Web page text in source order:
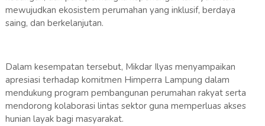
mewujudkan ekosistem perumahan yang inklusif, berdaya
saing, dan berkelanjutan.
Dalam kesempatan tersebut, Mikdar Ilyas menyampaikan
apresiasi terhadap komitmen Himperra Lampung dalam
mendukung program pembangunan perumahan rakyat serta
mendorong kolaborasi lintas sektor guna memperluas akses
hunian layak bagi masyarakat.